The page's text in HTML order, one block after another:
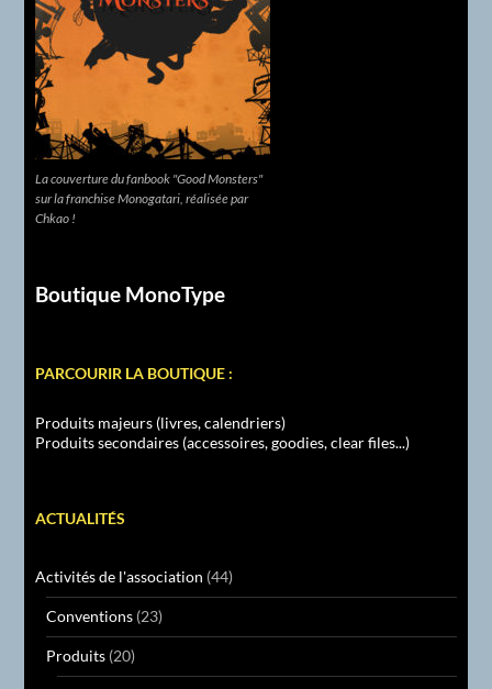
La couverture du fanbook "Good Monsters"
sur la franchise Monogatari, réalisée par
Chkao !
Boutique MonoType
PARCOURIR LA BOUTIQUE :
Produits majeurs (livres, calendriers)
Produits secondaires (accessoires, goodies, clear files...)
ACTUALITÉS
Activités de l'association (44)
Conventions (23)
Produits (20)